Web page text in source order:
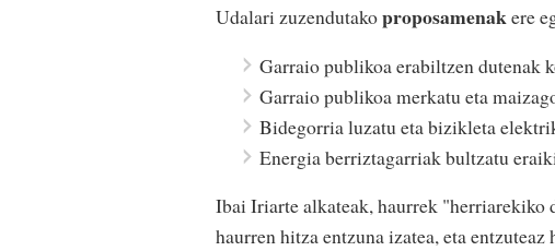
Udalari zuzendutakoproposamenakere
Garraio publikoa erabiltzen dutenak
Garraio publikoa merkatu eta
Bidegorria luzatu eta bizikleta
Energia berriztagarriak bultzatu
Ibai Iriarte alkateak, haurrek "herriarekiko
haurren hitza entzuna izatea, eta